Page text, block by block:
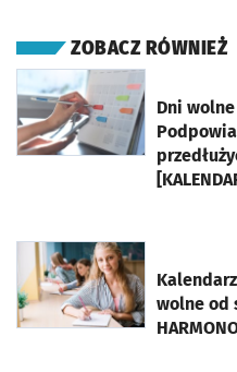
ZOBACZ RÓWNIEŻ
Dni
otworzy się w nowej karcie
wolne od
otworzy się w nowej karcie